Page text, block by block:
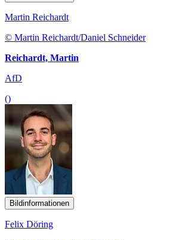
Martin Reichardt
© Martin Reichardt/Daniel Schneider
Reichardt, Martin
AfD
()
Bildinformationen
Felix Döring